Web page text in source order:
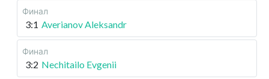
Финал
3:1 Averianov Aleksandr
Финал
3:2 Nechitailo Evgenii